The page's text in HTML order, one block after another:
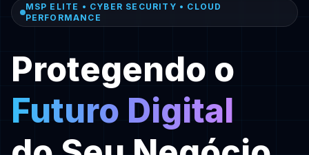
MSP ELITE • CYBER SECURITY • CLOUD
PERFORMANCE
Protegendo o
Futuro Digital